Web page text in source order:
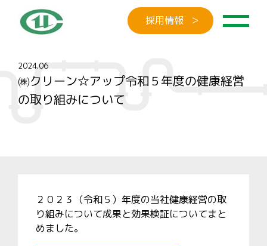
採用情報
2024.06
㈱クリーン☆アップ令和５年度の健康経営
の取り組みについて
２０２３（令和５）年度の当社健康経営の取
り組みについて成果と効果検証についてまと
めました。